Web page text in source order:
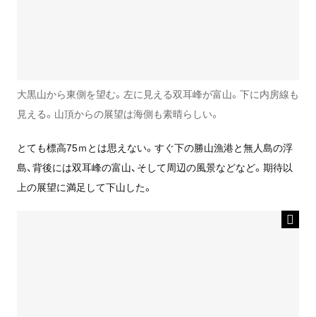
大黒山から東側を望む。左に見える双耳峰が富山。下に内房線も
見える。山頂からの展望は海側も素晴らしい。
とても標高75ｍとは思えない。すぐ下の勝山漁港と無人島の浮
島、背後には双耳峰の富山、そして周辺の風景などなど。期待以
上の展望に満足して下山した。